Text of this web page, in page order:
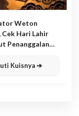
Weton
Cek Hari Lahir
Penanggalan
Kuisnya ➔